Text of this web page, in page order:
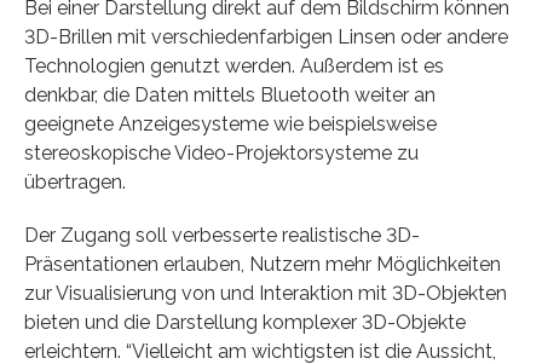
Bei einer Darstellung direkt auf dem Bildschirm können
3D-Brillen mit verschiedenfarbigen Linsen oder andere
Technologien genutzt werden. Außerdem ist es
denkbar, die Daten mittels Bluetooth weiter an
geeignete Anzeigesysteme wie beispielsweise
stereoskopische Video-Projektorsysteme zu
übertragen.
Der Zugang soll verbesserte realistische 3D-
Präsentationen erlauben, Nutzern mehr Möglichkeiten
zur Visualisierung von und Interaktion mit 3D-Objekten
bieten und die Darstellung komplexer 3D-Objekte
erleichtern. “Vielleicht am wichtigsten ist die Aussicht,